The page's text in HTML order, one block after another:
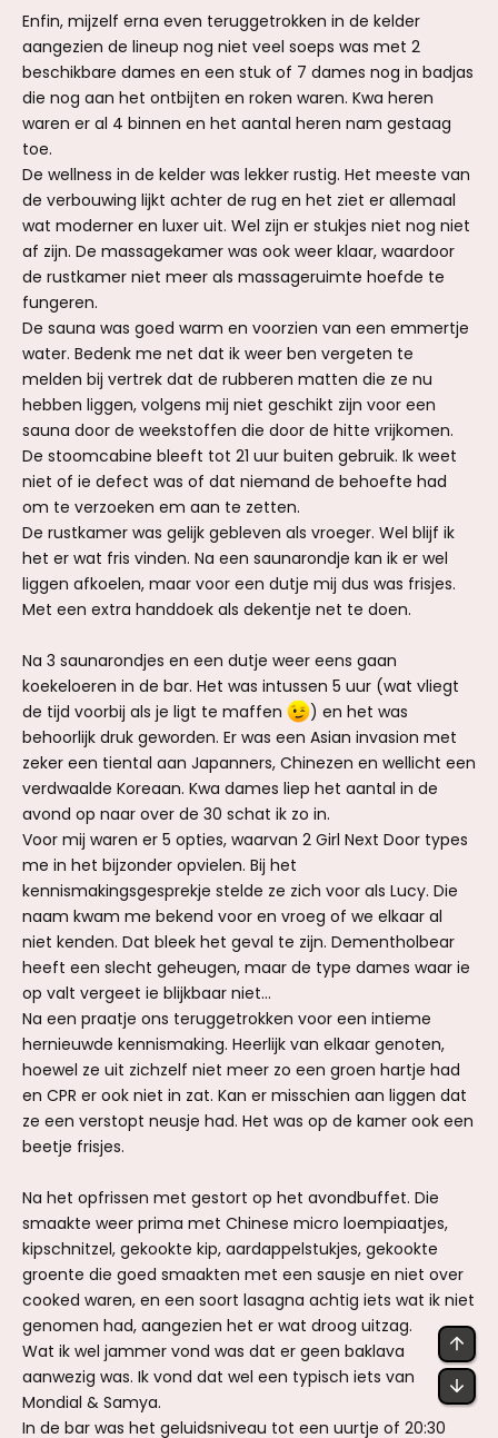
Enfin, mijzelf erna even teruggetrokken in de kelder
aangezien de lineup nog niet veel soeps was met 2
beschikbare dames en een stuk of 7 dames nog in badjas
die nog aan het ontbijten en roken waren. Kwa heren
waren er al 4 binnen en het aantal heren nam gestaag
toe.
De wellness in de kelder was lekker rustig. Het meeste van
de verbouwing lijkt achter de rug en het ziet er allemaal
wat moderner en luxer uit. Wel zijn er stukjes niet nog niet
af zijn. De massagekamer was ook weer klaar, waardoor
de rustkamer niet meer als massageruimte hoefde te
fungeren.
De sauna was goed warm en voorzien van een emmertje
water. Bedenk me net dat ik weer ben vergeten te
melden bij vertrek dat de rubberen matten die ze nu
hebben liggen, volgens mij niet geschikt zijn voor een
sauna door de weekstoffen die door de hitte vrijkomen.
De stoomcabine bleeft tot 21 uur buiten gebruik. Ik weet
niet of ie defect was of dat niemand de behoefte had
om te verzoeken em aan te zetten.
De rustkamer was gelijk gebleven als vroeger. Wel blijf ik
het er wat fris vinden. Na een saunarondje kan ik er wel
liggen afkoelen, maar voor een dutje mij dus was frisjes.
Met een extra handdoek als dekentje net te doen.
Na 3 saunarondjes en een dutje weer eens gaan
koekeloeren in de bar. Het was intussen 5 uur (wat vliegt
de tijd voorbij als je ligt te maffen
) en het was
behoorlijk druk geworden. Er was een Asian invasion met
zeker een tiental aan Japanners, Chinezen en wellicht een
verdwaalde Koreaan. Kwa dames liep het aantal in de
avond op naar over de 30 schat ik zo in.
Voor mij waren er 5 opties, waarvan 2 Girl Next Door types
me in het bijzonder opvielen. Bij het
kennismakingsgesprekje stelde ze zich voor als Lucy. Die
naam kwam me bekend voor en vroeg of we elkaar al
niet kenden. Dat bleek het geval te zijn. Dementholbear
heeft een slecht geheugen, maar de type dames waar ie
op valt vergeet ie blijkbaar niet...
Na een praatje ons teruggetrokken voor een intieme
hernieuwde kennismaking. Heerlijk van elkaar genoten,
hoewel ze uit zichzelf niet meer zo een groen hartje had
en CPR er ook niet in zat. Kan er misschien aan liggen dat
ze een verstopt neusje had. Het was op de kamer ook een
beetje frisjes.
Na het opfrissen met gestort op het avondbuffet. Die
smaakte weer prima met Chinese micro loempiaatjes,
kipschnitzel, gekookte kip, aardappelstukjes, gekookte
groente die goed smaakten met een sausje en niet over
cooked waren, en een soort lasagna achtig iets wat ik niet
genomen had, aangezien het er wat droog uitzag.
Wat ik wel jammer vond was dat er geen baklava
aanwezig was. Ik vond dat wel een typisch iets van
Mondial & Samya.
In de bar was het geluidsniveau tot een uurtje of 20:30